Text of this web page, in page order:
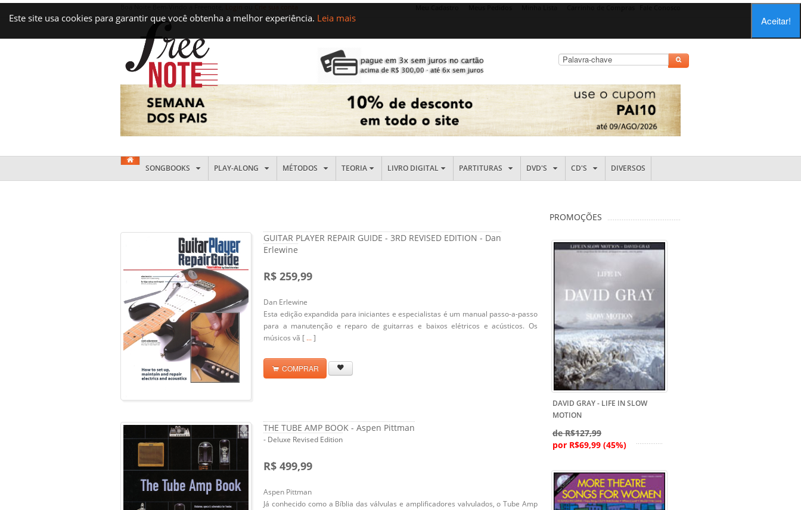
Este site usa cookies para garantir que você obtenha a melhor experiência. Leia mais Aceitar!
SONGBOOKS PLAY-ALONG MÉTODOS TEORIA LIVRO DIGITAL PARTITURAS DVD'S CD'S DIVERSOS
GUITAR PLAYER REPAIR GUIDE - 3RD REVISED EDITION - Dan
Erlewine
R$ 259,99
Dan Erlewine
Esta edição expandida para iniciantes e especialistas é um manual passo-a-passo
para a manutenção e reparo de guitarras e baixos elétricos e acústicos. Os
músicos vã [ ...]
COMPRAR
THE TUBE AMP BOOK - Aspen Pittman
- Deluxe Revised Edition
R$ 499,99
Aspen Pittman
Já conhecido como a Bíblia das válvulas e amplificadores valvulados, o Tube Amp
PROMOÇÕES
DAVID GRAY - LIFE IN SLOW
MOTION
de R$127,99
por R$69,99 (45%)